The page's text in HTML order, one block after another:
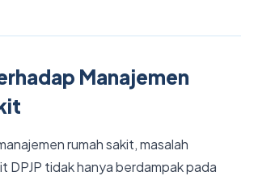
Manajemen
rumah sakit, masalah
DPJP tidak hanya berdampak pada